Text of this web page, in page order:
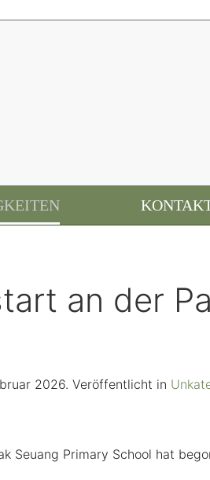
an der
2026. Veröffentlicht in
Seuang Primary School hat